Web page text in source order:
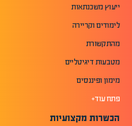
ייעוץ משכנתאות
לימודים וקריירה
מהתקשורת
מטבעות דיגיטליים
מימון ופיננסים
פתח עוד+
הכשרות מקצועיות